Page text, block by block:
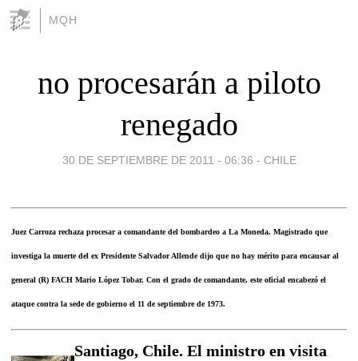
MQH
no procesarán a piloto
renegado
30 DE SEPTIEMBRE DE 2011 - 06:36 - CHILE
Juez Carroza rechaza procesar a comandante del bombardeo a La Moneda. Magistrado que
investiga la muerte del ex Presidente Salvador Allende dijo que no hay mérito para encausar al
general (R) FACH Mario López Tobar. Con el grado de comandante, este oficial encabezó el
ataque contra la sede de gobierno el 11 de septiembre de 1973.
Santiago, Chile. El ministro en visita